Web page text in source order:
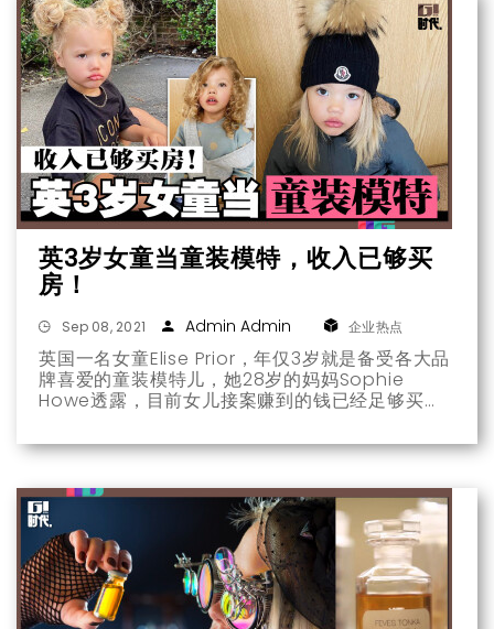
英3岁女童当童装模特，收入已够买
房！
Sep 08, 2021 Admin Admin 企业热点
英国一名女童Elise Prior，年仅3岁就是备受各大品
牌喜爱的童装模特儿，她28岁的妈妈Sophie
Howe透露，目前女儿接案赚到的钱已经足够买